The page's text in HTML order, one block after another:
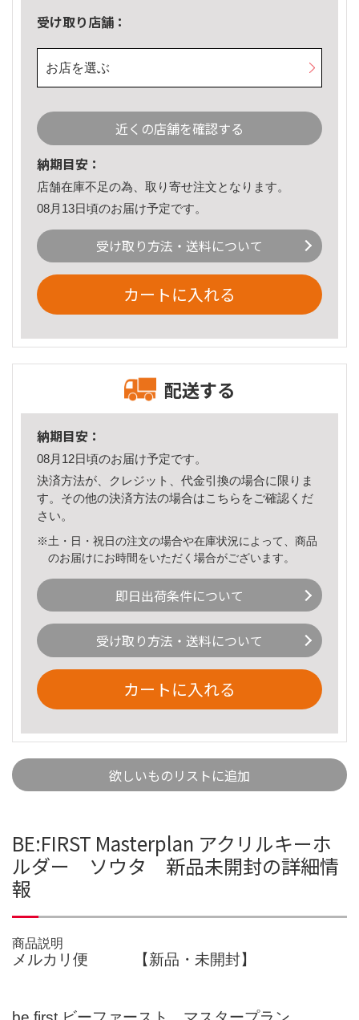
受け取り店舗：
お店を選ぶ
近くの店舗を確認する
納期目安：
店舗在庫不足の為、取り寄せ注文となります。
08月13日頃のお届け予定です。
受け取り方法・送料について
カートに入れる
配送する
納期目安：
08月12日頃のお届け予定です。
決済方法が、クレジット、代金引換の場合に限りま
す。その他の決済方法の場合はこちら をご確認くだ
さい。
※土・日・祝日の注文の場合や在庫状況によって、商品
のお届けにお時間をいただく場合がございます。
即日出荷条件について
受け取り方法・送料について
カートに入れる
欲しいものリストに追加
BE:FIRST Masterplan アクリルキーホ
ルダー ソウタ 新品未開封の詳細情
報
商品説明
メルカリ便 【新品・未開封】